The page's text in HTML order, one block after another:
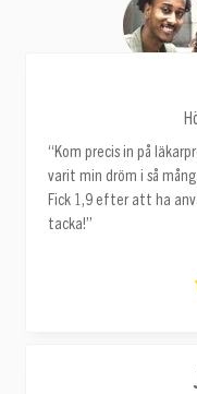
“Kom precis in på
varit min dröm i så
Fick 1,9 efter att ha
tacka!”